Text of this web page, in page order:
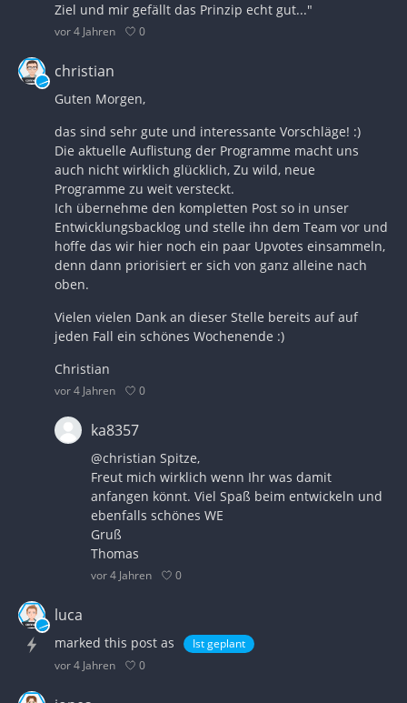
Ziel und mir gefällt das Prinzip echt gut..."
vor 4 Jahren 0
christian
Guten Morgen,
das sind sehr gute und interessante Vorschläge! :)
Die aktuelle Auflistung der Programme macht uns
auch nicht wirklich glücklich, Zu wild, neue
Programme zu weit versteckt.
Ich übernehme den kompletten Post so in unser
Entwicklungsbacklog und stelle ihn dem Team vor und
hoffe das wir hier noch ein paar Upvotes einsammeln,
denn dann priorisiert er sich von ganz alleine nach
oben.
Vielen vielen Dank an dieser Stelle bereits auf auf
jeden Fall ein schönes Wochenende :)
Christian
vor 4 Jahren 0
ka8357
@christian Spitze,
Freut mich wirklich wenn Ihr was damit
anfangen könnt. Viel Spaß beim entwickeln und
ebenfalls schönes WE
Gruß
Thomas
vor 4 Jahren 0
luca
marked this post as
Ist geplant
vor 4 Jahren
0